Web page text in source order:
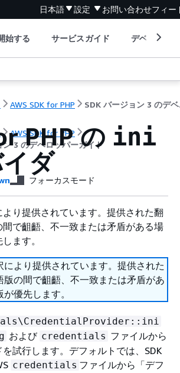
日本語 設定 お問い合わせフィー
始する サービスガイド デベロッパ
AWS SDK for PHP
AWS SDK for PHP
ン 3 のデベロッパーガイド
PHP の ini
ダ
フォーカスモード
り提供されています。提供された翻
で齟齬、不一致または矛盾がある場
ます。
により提供されています。提供された
版の間で齟齬、不一致または矛盾があ
優先します。
および credentials ファイルから
試行します。デフォルトでは、SDK
credentials ファイルから「デフ